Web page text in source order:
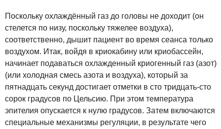
Поскольку охлаждённый газ до головы не доходит (он
стелется по низу, поскольку тяжелее воздуха),
соответственно, дышит пациент во время сеанса только
воздухом. Итак, войдя в криокабину или криобассейн,
начинает подаваться охлажденный криогенный газ (азот)
(или холодная смесь азота и воздуха), который за
пятнадцать секунд достигает отметки в сто тридцать-сто
сорок градусов по Цельсию. При этом температура
эпителия опускается к нулю градусов. Затем включаются
специальные механизмы регуляции, в результате чего